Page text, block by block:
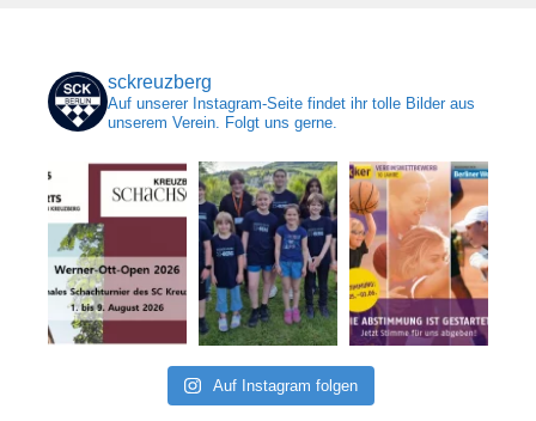
sckreuzberg
Auf unserer Instagram-Seite findet ihr tolle Bilder aus
unserem Verein. Folgt uns gerne.
Auf Instagram folgen